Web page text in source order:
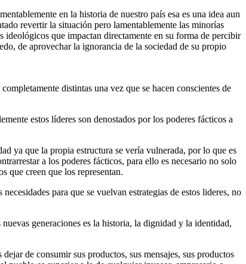
en la historia de nuestro país esa es una idea aun
revertir la situación pero lamentablemente las minorías
ideológicos que impactan directamente en su forma de percibir
de aprovechar la ignorancia de la sociedad de su propio
distintas una vez que se hacen conscientes de
estos líderes son denostados por los poderes fácticos a
ya que la propia estructura se vería vulnerada, por lo que es
a los poderes fácticos, para ello es necesario no solo
que creen que los representan.
para que se vuelvan estrategias de estos lideres, no
generaciones es la historia, la dignidad y la identidad,
de consumir sus productos, sus mensajes, sus productos